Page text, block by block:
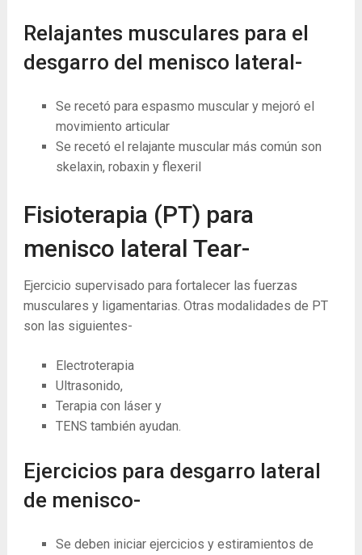
Relajantes musculares para el
desgarro del menisco lateral-
Se recetó para espasmo muscular y mejoró el
movimiento articular
Se recetó el relajante muscular más común son
skelaxin, robaxin y flexeril
Fisioterapia (PT) para
menisco lateral Tear-
Ejercicio supervisado para fortalecer las fuerzas
musculares y ligamentarias. Otras modalidades de PT
son las siguientes-
Electroterapia
Ultrasonido,
Terapia con láser y
TENS también ayudan.
Ejercicios para desgarro lateral
de menisco-
Se deben iniciar ejercicios y estiramientos de